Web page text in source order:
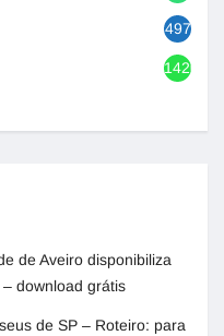
497
1420
de Aveiro disponibiliza
download grátis
de SP – Roteiro: para